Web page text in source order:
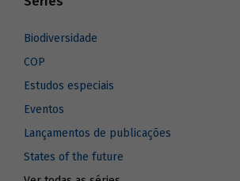
Biodiversidade
COP
Estudos especiais
Eventos
Lançamentos de publicações
States of the future